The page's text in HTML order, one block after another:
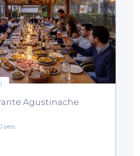
Agustinache
pers.